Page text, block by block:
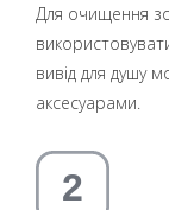
Для очищення
вивід для душу
аксесуарами.